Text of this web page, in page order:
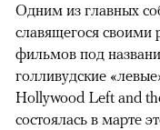
Одним из главных
славящегося своими
фильмов под
голливудские
Hollywood Left and
состоялась в марте